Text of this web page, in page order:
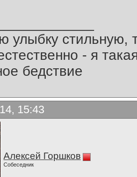
улыбку стильную,
- я
бедствие
15:43
Алексей Горшков
Собеседник